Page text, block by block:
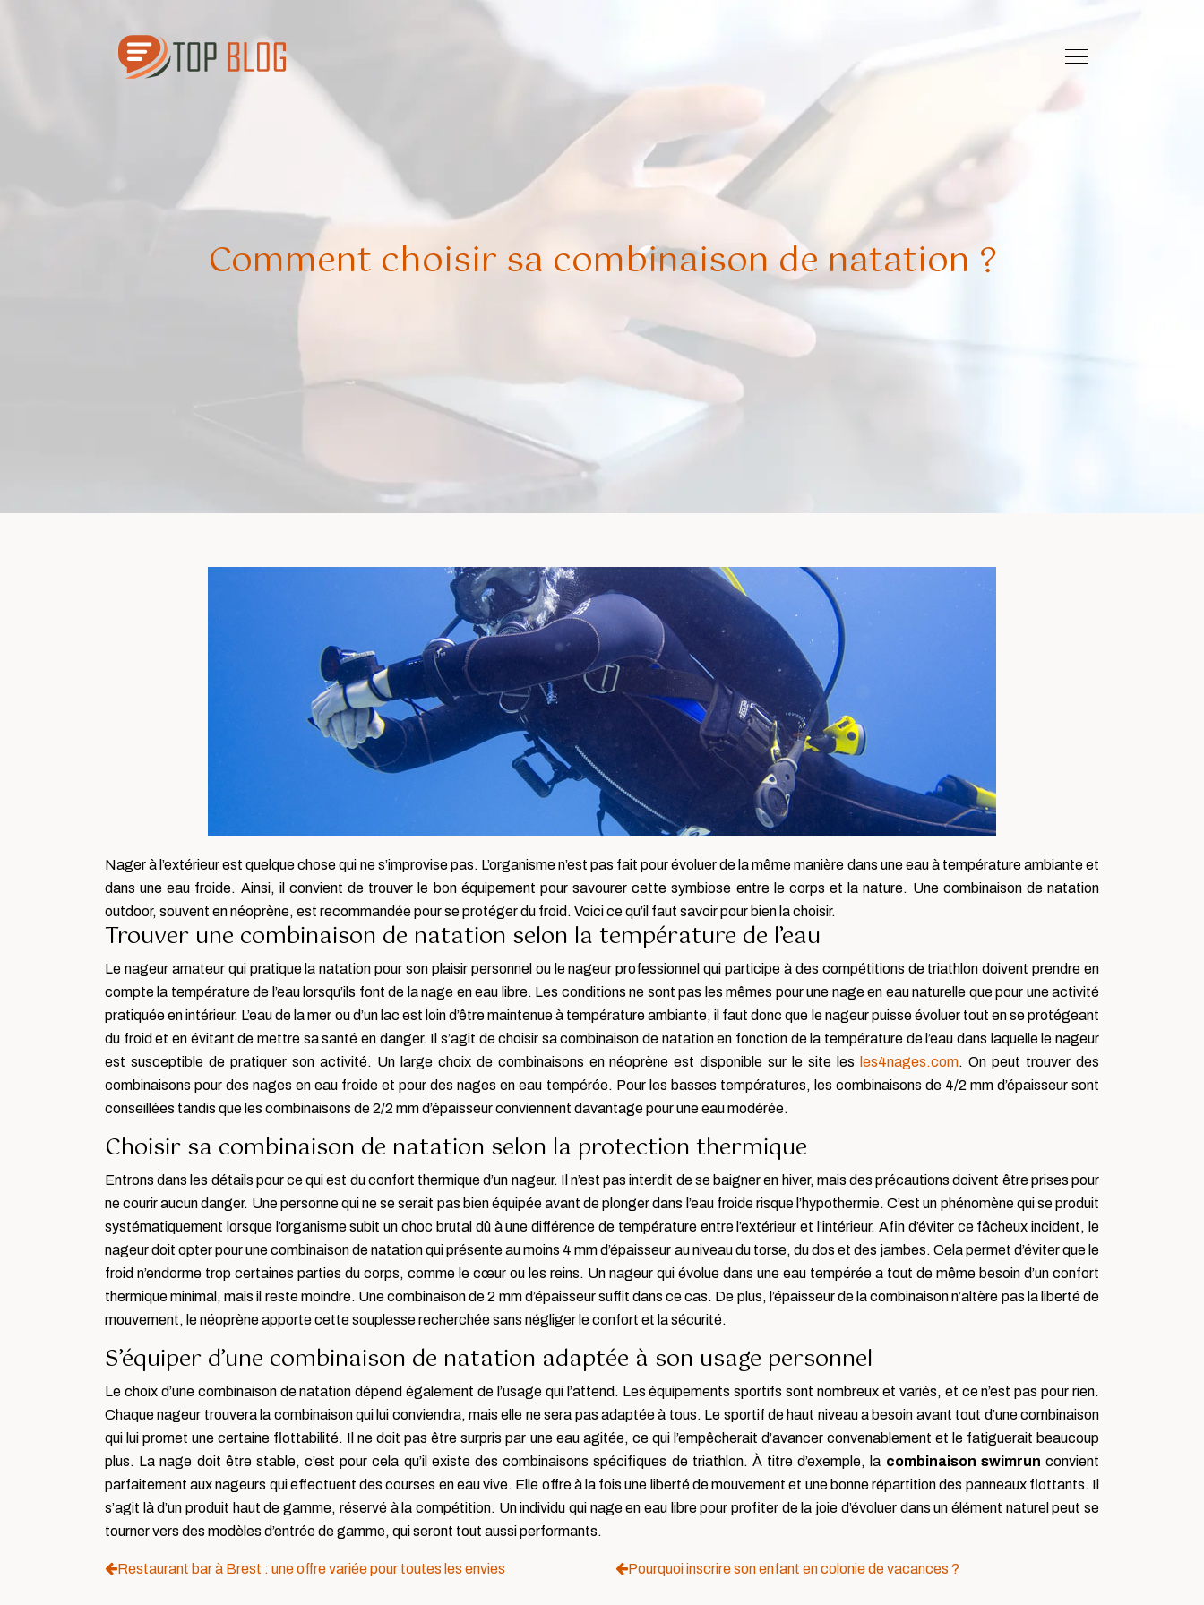
Comment choisir sa combinaison de natation ?
Nager à l’extérieur est quelque chose qui ne s’improvise pas. L’organisme n’est pas fait pour évoluer de la même manière dans une eau à température ambiante et
dans une eau froide. Ainsi, il convient de trouver le bon équipement pour savourer cette symbiose entre le corps et la nature. Une combinaison de natation
outdoor, souvent en néoprène, est recommandée pour se protéger du froid. Voici ce qu’il faut savoir pour bien la choisir.
Trouver une combinaison de natation selon la température de l’eau
Le nageur amateur qui pratique la natation pour son plaisir personnel ou le nageur professionnel qui participe à des compétitions de triathlon doivent prendre en
compte la température de l’eau lorsqu’ils font de la nage en eau libre. Les conditions ne sont pas les mêmes pour une nage en eau naturelle que pour une activité
pratiquée en intérieur. L’eau de la mer ou d’un lac est loin d’être maintenue à température ambiante, il faut donc que le nageur puisse évoluer tout en se protégeant
du froid et en évitant de mettre sa santé en danger. Il s’agit de choisir sa combinaison de natation en fonction de la température de l’eau dans laquelle le nageur
est susceptible de pratiquer son activité. Un large choix de combinaisons en néoprène est disponible sur le site les les4nages.com. On peut trouver des
combinaisons pour des nages en eau froide et pour des nages en eau tempérée. Pour les basses températures, les combinaisons de 4/2 mm d’épaisseur sont
conseillées tandis que les combinaisons de 2/2 mm d’épaisseur conviennent davantage pour une eau modérée.
Choisir sa combinaison de natation selon la protection thermique
Entrons dans les détails pour ce qui est du confort thermique d’un nageur. Il n’est pas interdit de se baigner en hiver, mais des précautions doivent être prises pour
ne courir aucun danger. Une personne qui ne se serait pas bien équipée avant de plonger dans l’eau froide risque l’hypothermie. C’est un phénomène qui se produit
systématiquement lorsque l’organisme subit un choc brutal dû à une différence de température entre l’extérieur et l’intérieur. Afin d’éviter ce fâcheux incident, le
nageur doit opter pour une combinaison de natation qui présente au moins 4 mm d’épaisseur au niveau du torse, du dos et des jambes. Cela permet d’éviter que le
froid n’endorme trop certaines parties du corps, comme le cœur ou les reins. Un nageur qui évolue dans une eau tempérée a tout de même besoin d’un confort
thermique minimal, mais il reste moindre. Une combinaison de 2 mm d’épaisseur suffit dans ce cas. De plus, l’épaisseur de la combinaison n’altère pas la liberté de
mouvement, le néoprène apporte cette souplesse recherchée sans négliger le confort et la sécurité.
S’équiper d’une combinaison de natation adaptée à son usage personnel
Le choix d’une combinaison de natation dépend également de l’usage qui l’attend. Les équipements sportifs sont nombreux et variés, et ce n’est pas pour rien.
Chaque nageur trouvera la combinaison qui lui conviendra, mais elle ne sera pas adaptée à tous. Le sportif de haut niveau a besoin avant tout d’une combinaison
qui lui promet une certaine flottabilité. Il ne doit pas être surpris par une eau agitée, ce qui l’empêcherait d’avancer convenablement et le fatiguerait beaucoup
plus. La nage doit être stable, c’est pour cela qu’il existe des combinaisons spécifiques de triathlon. À titre d’exemple, la combinaison swimrun convient
parfaitement aux nageurs qui effectuent des courses en eau vive. Elle offre à la fois une liberté de mouvement et une bonne répartition des panneaux flottants. Il
s’agit là d’un produit haut de gamme, réservé à la compétition. Un individu qui nage en eau libre pour profiter de la joie d’évoluer dans un élément naturel peut se
tourner vers des modèles d’entrée de gamme, qui seront tout aussi performants.
Restaurant bar à Brest : une offre variée pour toutes les envies Pourquoi inscrire son enfant en colonie de vacances ?